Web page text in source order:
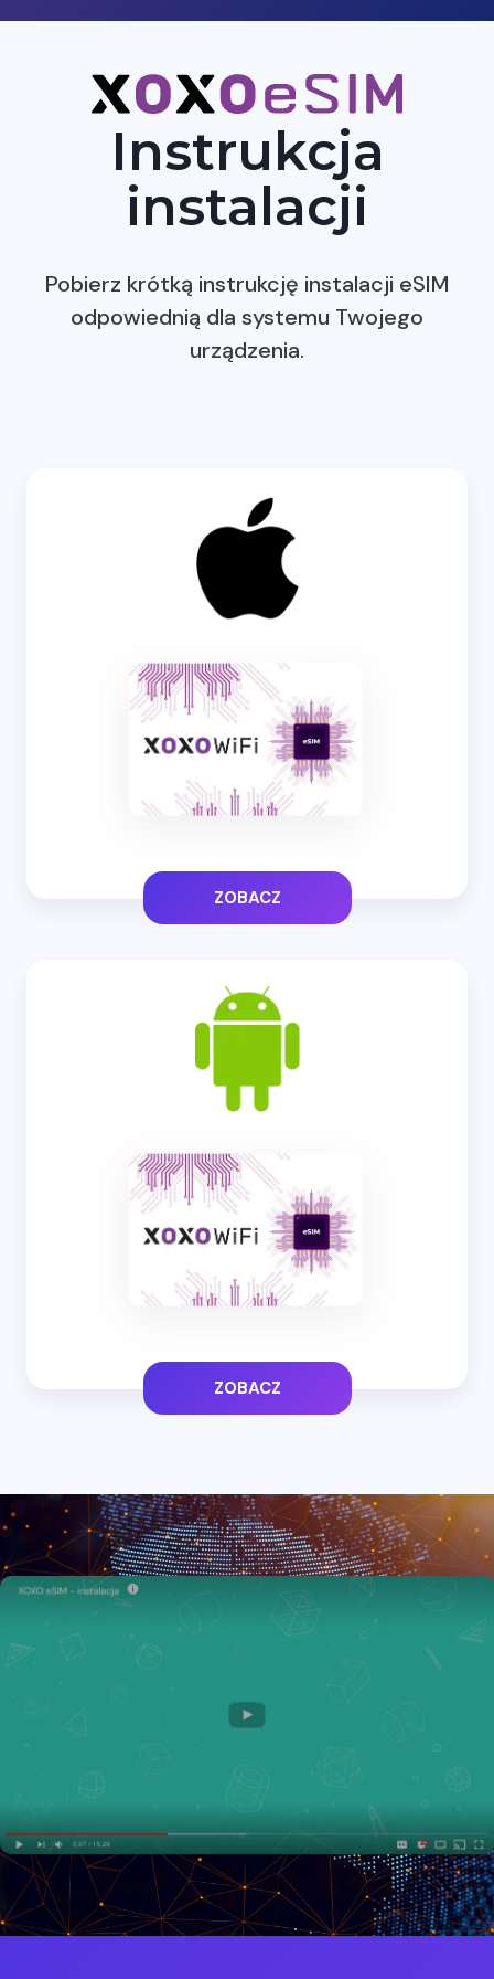
Instrukcja
instalacji
Pobierz krótką instrukcję instalacji eSIM
odpowiednią dla systemu Twojego
urządzenia.
ZOBACZ
ZOBACZ